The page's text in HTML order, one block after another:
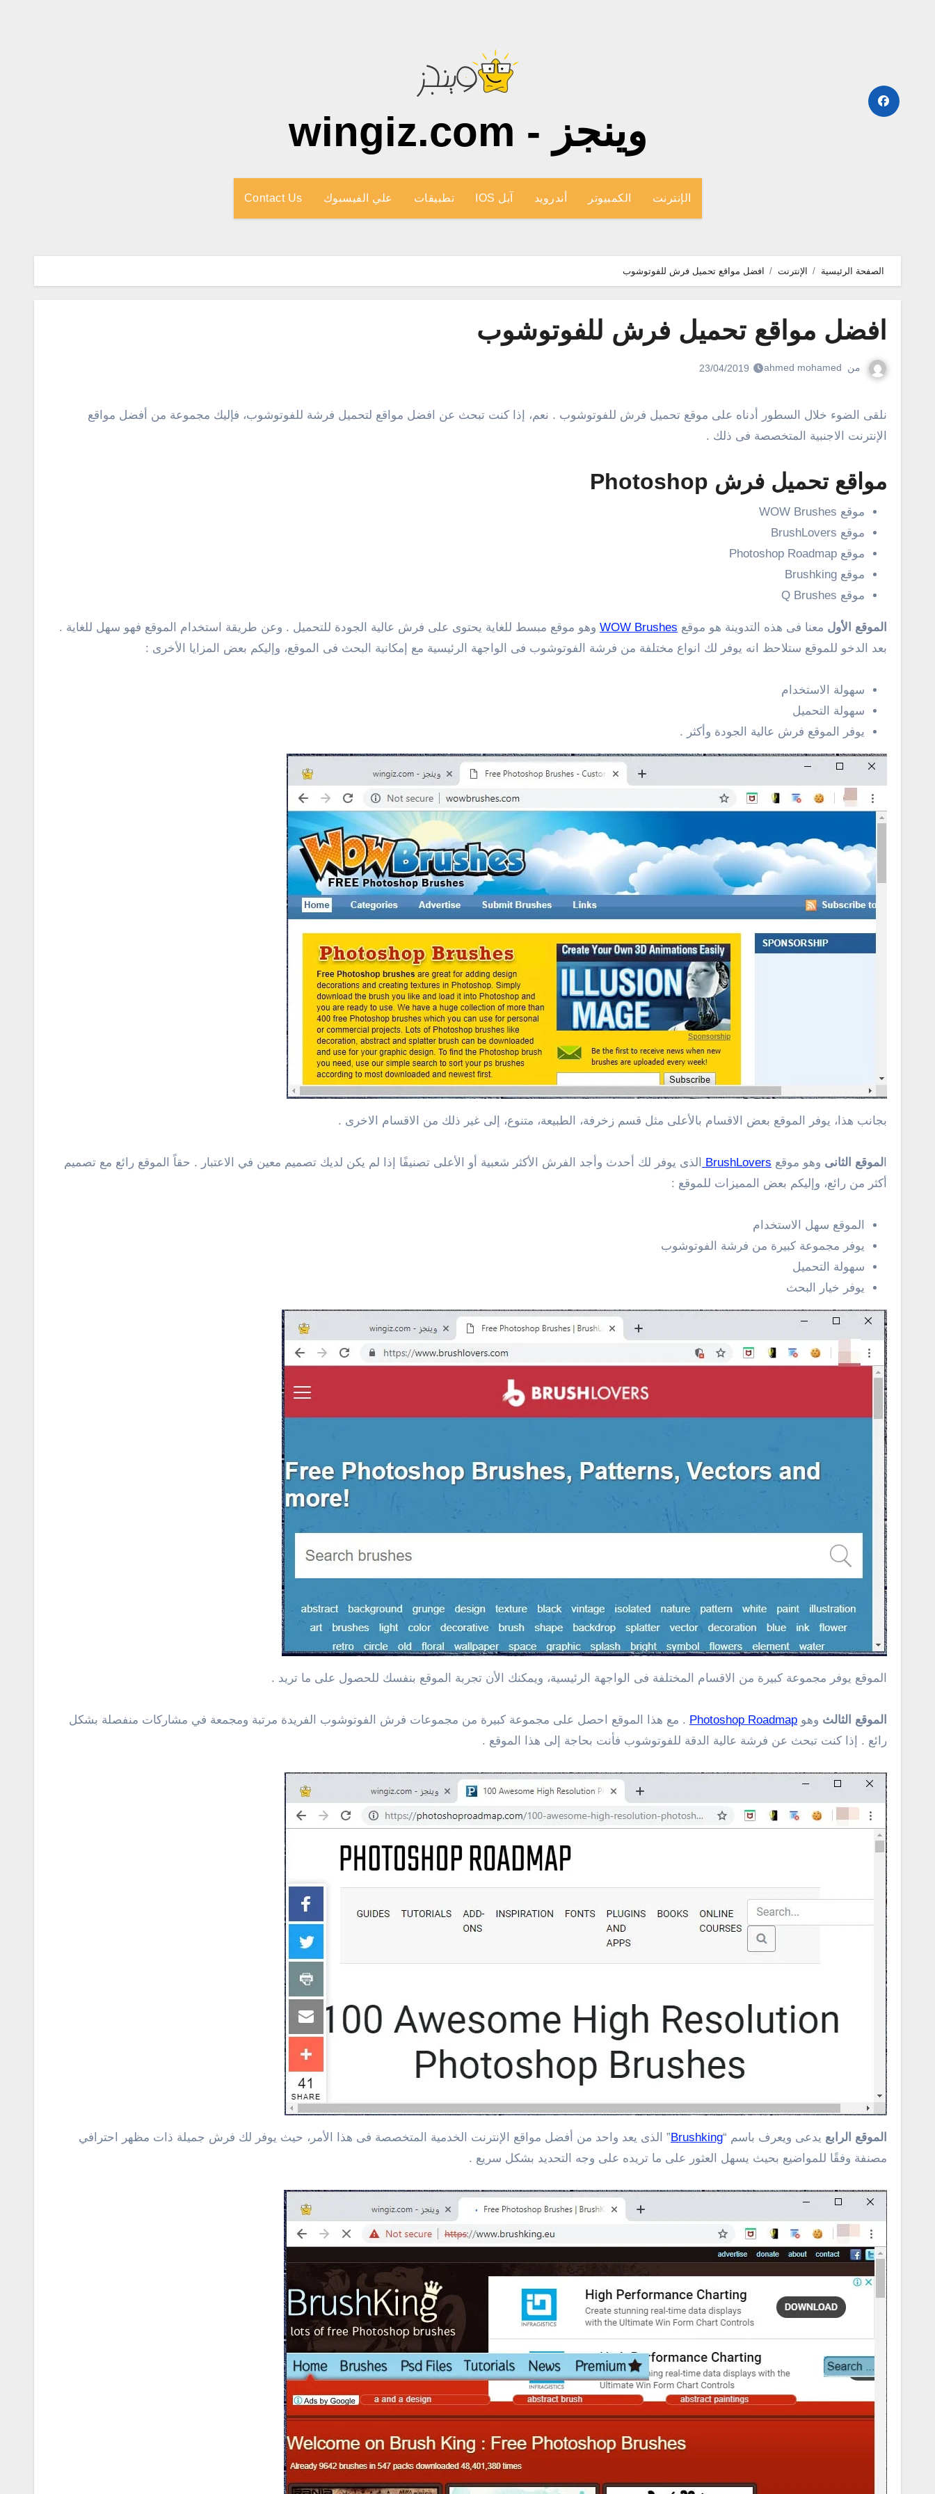
وينجز - wingiz.com
الإنترنت الكمبيوتر أندرويد آبل IOS تطبيقات علي الفيسبوك Contact Us
الصفحة الرئيسية الإنترنت افضل مواقع تحميل فرش للفوتوشوب
افضل مواقع تحميل فرش للفوتوشوب
من ahmed mohamed
23/04/2019
نلقى الضوء خلال السطور أدناه على موقع تحميل فرش للفوتوشوب . نعم، إذا كنت تبحث عن افضل مواقع لتحميل فرشة للفوتوشوب، فإليك مجموعة من أفضل مواقع
الإنترنت الاجنبية المتخصصة فى ذلك .
مواقع تحميل فرش Photoshop
موقع WOW Brushes
موقع BrushLovers
موقع Photoshop Roadmap
موقع Brushking
موقع Q Brushes
الموقع الأول معنا فى هذه التدوينة هو موقع WOW Brushes وهو موقع مبسط للغاية يحتوى على فرش عالية الجودة للتحميل . وعن طريقة استخدام الموقع فهو سهل للغاية .
بعد الدخو للموقع ستلاحظ انه يوفر لك انواع مختلفة من فرشة الفوتوشوب فى الواجهة الرئيسية مع إمكانية البحث فى الموقع، وإليكم بعض المزايا الأخرى :
سهولة الاستخدام
سهولة التحميل
يوفر الموقع فرش عالية الجودة وأكثر .
بجانب هذا، يوفر الموقع بعض الاقسام بالأعلى مثل قسم زخرفة، الطبيعة، متنوع، إلى غير ذلك من الاقسام الاخرى .
لموقع الثانى وهو موقع BrushLovers
الذى يوفر لك أحدث وأجد الفرش الأكثر شعبية أو الأعلى تصنيفًا إذا لم يكن لديك تصميم معين في الاعتبار . حقاً الموقع رائع مع تصميم
أكثر من رائع، وإليكم بعض المميزات للموقع :
الموقع سهل الاستخدام
يوفر مجموعة كبيرة من فرشة الفوتوشوب
سهولة التحميل
يوفر خيار البحث
الموقع يوفر مجموعة كبيرة من الاقسام المختلفة فى الواجهة الرئيسية، ويمكنك الأن تجربة الموقع بنفسك للحصول على ما تريد .
الموقع الثالث وهو Photoshop Roadmap . مع هذا الموقع احصل على مجموعة كبيرة من مجموعات فرش الفوتوشوب الفريدة مرتبة ومجمعة في مشاركات منفصلة بشكل
رائع . إذا كنت تبحث عن فرشة عالية الدقة للفوتوشوب فأنت بحاجة إلى هذا الموقع .
الموقع الرابع يدعى ويعرف باسم “Brushking” الذى يعد واحد من أفضل مواقع الإنترنت الخدمية المتخصصة فى هذا الأمر، حيث يوفر لك فرش جميلة ذات مظهر احترافي
مصنفة وفقًا للمواضيع بحيث يسهل العثور على ما تريده على وجه التحديد بشكل سريع .